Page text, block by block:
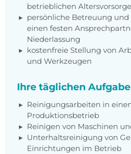
betrieblichen Altersvorsorge
persönliche Betreuung
einen festen
Niederlassung
kostenfreie Stellung von
und Werkzeugen
Ihre täglichen
Reinigungsarbeiten in
Produktionsbetrieb
Reinigen von Maschinen
Unterhaltsreinigung von
Einrichtungen im Betrieb